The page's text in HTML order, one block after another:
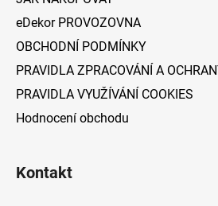
eDekor PROVOZOVNA
OBCHODNÍ PODMÍNKY
PRAVIDLA ZPRACOVÁNÍ A
PRAVIDLA VYUŽÍVÁNÍ COOKIES
Hodnocení obchodu
Kontakt